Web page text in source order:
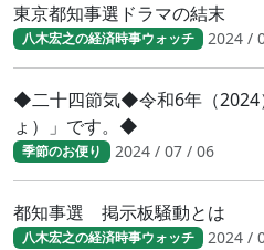
東京都知事選ドラマの結末
八木宏之の経済時事ウォッチ 2024 /
◆二十四節気◆令和6年（2024
ょ）」です。◆
季節のお便り 2024 / 07 / 06
都知事選 掲示板騒動とは
八木宏之の経済時事ウォッチ 2024 /